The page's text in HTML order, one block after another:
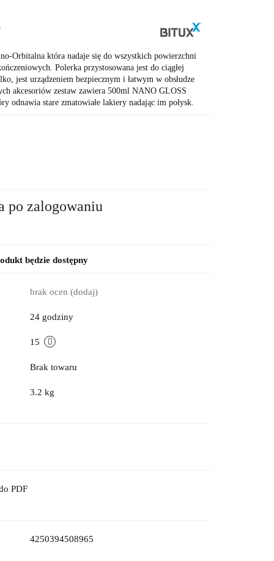
Orbitalna która nadaje się do wszystkich powierzchni
Polerka przystosowana jest do ciągłej
jest urządzeniem bezpiecznym i łatwym w obsłudze
akcesoriów zestaw zawiera 500ml NANO GLOSS
odnawia stare zmatowiałe lakiery nadając im połysk.
po zalogowaniu
będzie dostępny
brak ocen(dodaj)
24 godziny
15
Brak towaru
3.2 kg
PDF
4250394508965